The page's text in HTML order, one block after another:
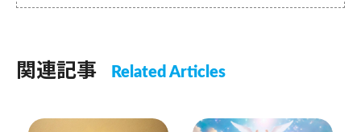
関連記事 Related Articles